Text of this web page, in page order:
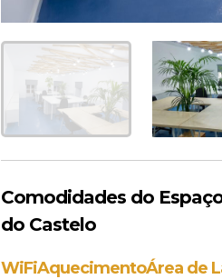
Comodidades do
do Castelo
WiFiAquecimentoÁrea de